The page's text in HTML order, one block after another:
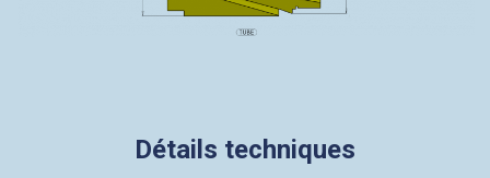
Détails techniques